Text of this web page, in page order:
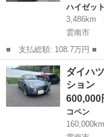
ハイゼット
3,486km
雲南市
■ 支払総額: 108.7万円 ■ 車両本体価格： 1,020,000 円 ■ メーカ
ー名： ダイハツ ■ 車種
名： スタンダード ■
島根 雲南市 ハイ
ダイハ
ション
600,000
コペン
160,000km